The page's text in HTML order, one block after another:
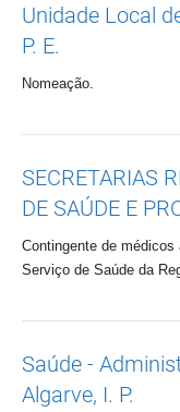
Unidade Local
P. E.
Nomeação.
SECRETARIAS
DE SAÚDE E
Contingente de
Serviço de Saúde da
Saúde -
Algarve, I. P.